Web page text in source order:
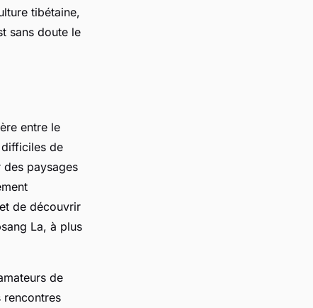
tibétaine,
sans doute le
entre le
de
paysages
de découvrir
La, à plus
de
rencontres